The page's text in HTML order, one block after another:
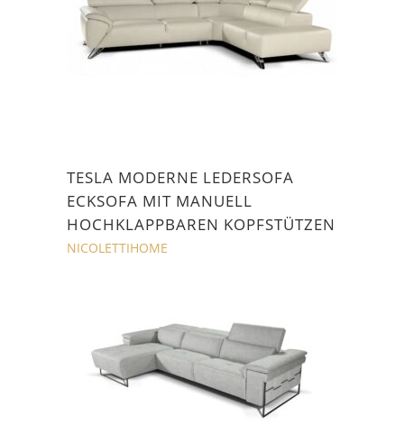
TESLA MODERNE LEDERSOFA
ECKSOFA MIT MANUELL
HOCHKLAPPBAREN KOPFSTÜTZEN
NICOLETTIHOME